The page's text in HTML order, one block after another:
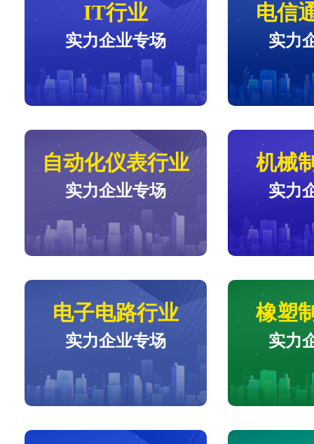
IT行业
实力企业专场
电信
实力
自动化仪表行业
实力企业专场
机械
实力
电子电路行业
实力企业专场
橡塑
实力